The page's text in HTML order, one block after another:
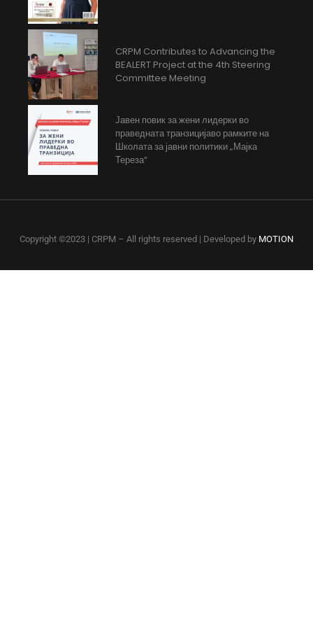
CRPM Contributes to Advancing the
BEALERT Project at the 4th Steering
Committee Meeting
Јавен повик за жени лидерки во
праведната транзицијаво рамките на
Школата за јавни политики „Мајка
Тереза“
Copyright ©2023 | CRPM – All rights reserved | Developed by MOTION